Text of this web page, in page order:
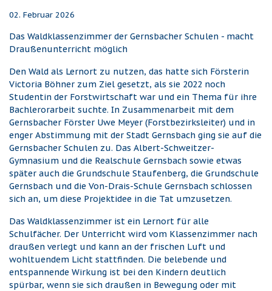
02. Februar 2026
Das Waldklassenzimmer der Gernsbacher Schulen - macht
Draußenunterricht möglich
Den Wald als Lernort zu nutzen, das hatte sich Försterin
Victoria Böhner zum Ziel gesetzt, als sie 2022 noch
Studentin der Forstwirtschaft war und ein Thema für ihre
Bachlerorarbeit suchte. In Zusammenarbeit mit dem
Gernsbacher Förster Uwe Meyer (Forstbezirksleiter) und in
enger Abstimmung mit der Stadt Gernsbach ging sie auf die
Gernsbacher Schulen zu. Das Albert-Schweitzer-
Gymnasium und die Realschule Gernsbach sowie etwas
später auch die Grundschule Staufenberg, die Grundschule
Gernsbach und die Von-Drais-Schule Gernsbach schlossen
sich an, um diese Projektidee in die Tat umzusetzen.
Das Waldklassenzimmer ist ein Lernort für alle
Schulfächer. Der Unterricht wird vom Klassenzimmer nach
draußen verlegt und kann an der frischen Luft und
wohltuendem Licht stattfinden. Die belebende und
entspannende Wirkung ist bei den Kindern deutlich
spürbar, wenn sie sich draußen in Bewegung oder mit